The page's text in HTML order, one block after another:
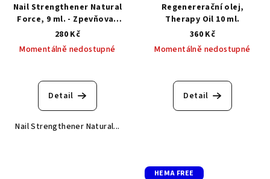
Nail Strengthener Natural
Force, 9 ml. - Zpevňovač
přírodního původu
280 Kč
Momentálně nedostupné
Detail
Nail Strengthener Natural...
Regenererační olej,
Therapy Oil 10 ml.
360 Kč
Momentálně nedostupné
Detail
HEMA FREE